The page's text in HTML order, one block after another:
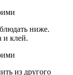
ниже.
и клей.
из другого